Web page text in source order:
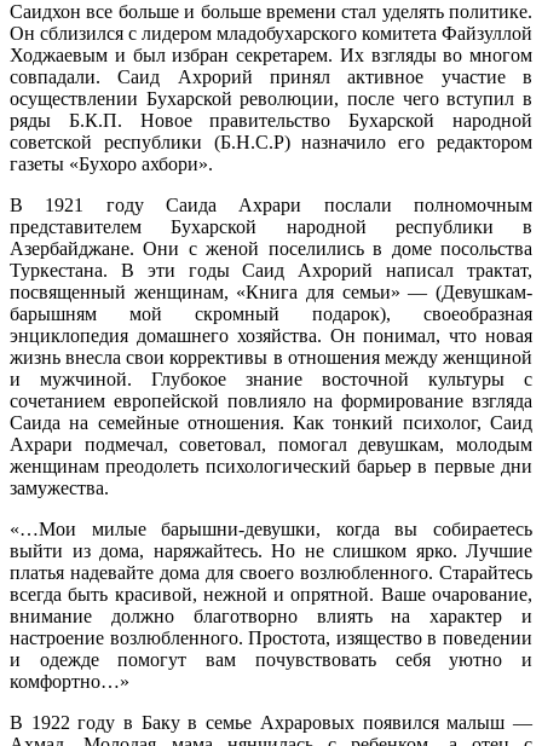
Саидхон все больше и больше времени стал уделять политике.
Он сблизился с лидером младобухарского комитета Файзуллой
Ходжаевым и был избран секретарем. Их взгляды во многом
совпадали. Саид Ахрорий принял активное участие в
осуществлении Бухарской революции, после чего вступил в
ряды Б.К.П. Новое правительство Бухарской народной
советской республики (Б.Н.С.Р) назначило его редактором
газеты «Бухоро ахбори».
В 1921 году Саида Ахрари послали полномочным
представителем Бухарской народной республики в
Азербайджане. Они с женой поселились в доме посольства
Туркестана. В эти годы Саид Ахрорий написал трактат,
посвященный женщинам, «Книга для семьи» — (Девушкам-
барышням мой скромный подарок), своеобразная
энциклопедия домашнего хозяйства. Он понимал, что новая
жизнь внесла свои коррективы в отношения между женщиной
и мужчиной. Глубокое знание восточной культуры с
сочетанием европейской повлияло на формирование взгляда
Саида на семейные отношения. Как тонкий психолог, Саид
Ахрари подмечал, советовал, помогал девушкам, молодым
женщинам преодолеть психологический барьер в первые дни
замужества.
«…Мои милые барышни-девушки, когда вы собираетесь
выйти из дома, наряжайтесь. Но не слишком ярко. Лучшие
платья надевайте дома для своего возлюбленного. Старайтесь
всегда быть красивой, нежной и опрятной. Ваше очарование,
внимание должно благотворно влиять на характер и
настроение возлюбленного. Простота, изящество в поведении
и одежде помогут вам почувствовать себя уютно и
комфортно…»
В 1922 году в Баку в семье Ахраровых появился малыш —